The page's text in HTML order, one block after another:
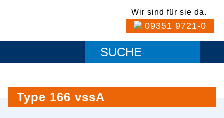
Wir sind für sie da.
09351 9721-0
Type 166 vssA